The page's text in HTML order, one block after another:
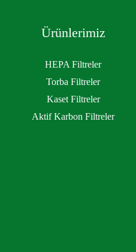
Ürünlerimiz
HEPA Filtreler
Torba Filtreler
Kaset Filtreler
Aktif Karbon Filtreler